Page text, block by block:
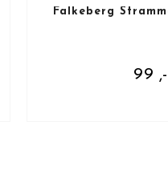
Falkeberg
99 ,-